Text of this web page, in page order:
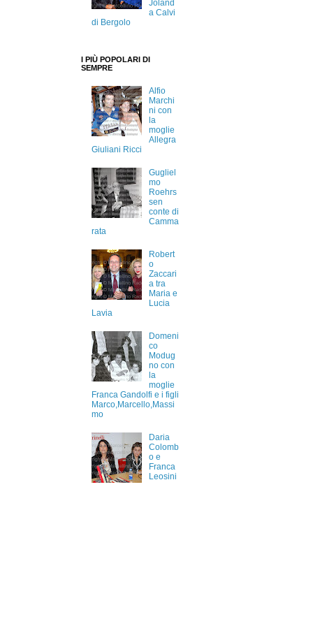
Joland
a Calvi
di Bergolo
I PIÙ POPOLARI DI
SEMPRE
Alfio
Marchi
ni con
la
moglie
Allegra
Giuliani Ricci
Gugliel
mo
Roehrs
sen
conte di
Camma
rata
Robert
o
Zaccari
a tra
Maria e
Lucia
Lavia
Domeni
co
Modug
no con
la
moglie
Franca Gandolfi e i figli
Marco,Marcello,Massi
mo
Daria
Colomb
o e
Franca
Leosini